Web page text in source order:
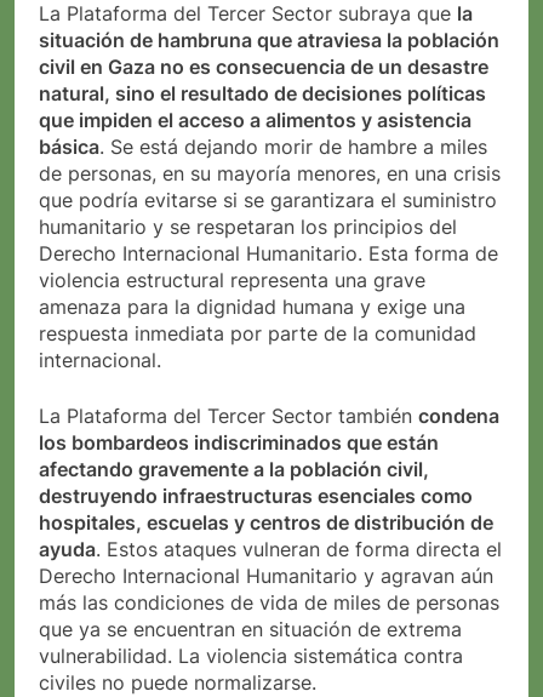
La Plataforma del Tercer Sector subraya que la
situación de hambruna que atraviesa la población
civil en Gaza no es consecuencia de un desastre
natural, sino el resultado de decisiones políticas
que impiden el acceso a alimentos y asistencia
básica. Se está dejando morir de hambre a miles
de personas, en su mayoría menores, en una crisis
que podría evitarse si se garantizara el suministro
humanitario y se respetaran los principios del
Derecho Internacional Humanitario. Esta forma de
violencia estructural representa una grave
amenaza para la dignidad humana y exige una
respuesta inmediata por parte de la comunidad
internacional.
La Plataforma del Tercer Sector también condena
los bombardeos indiscriminados que están
afectando gravemente a la población civil,
destruyendo infraestructuras esenciales como
hospitales, escuelas y centros de distribución de
ayuda. Estos ataques vulneran de forma directa el
Derecho Internacional Humanitario y agravan aún
más las condiciones de vida de miles de personas
que ya se encuentran en situación de extrema
vulnerabilidad. La violencia sistemática contra
civiles no puede normalizarse.